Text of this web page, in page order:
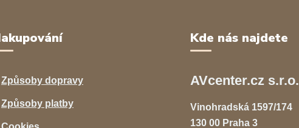
Způsoby dopravy
Způsoby platby
Kde nás najdete
AVcenter.cz s.r.o.
Vinohradská 1597/174
130 00 Praha 3